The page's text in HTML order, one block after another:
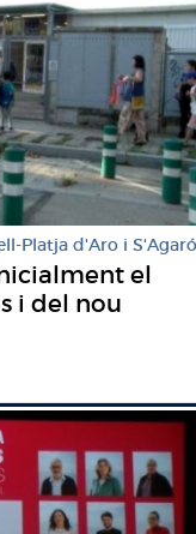
Platja d'Aro i S'Agaró
el
i del nou